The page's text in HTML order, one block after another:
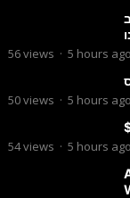
56views · 5 hours ago
50views · 5 hours ago
54views · 5 hours ago